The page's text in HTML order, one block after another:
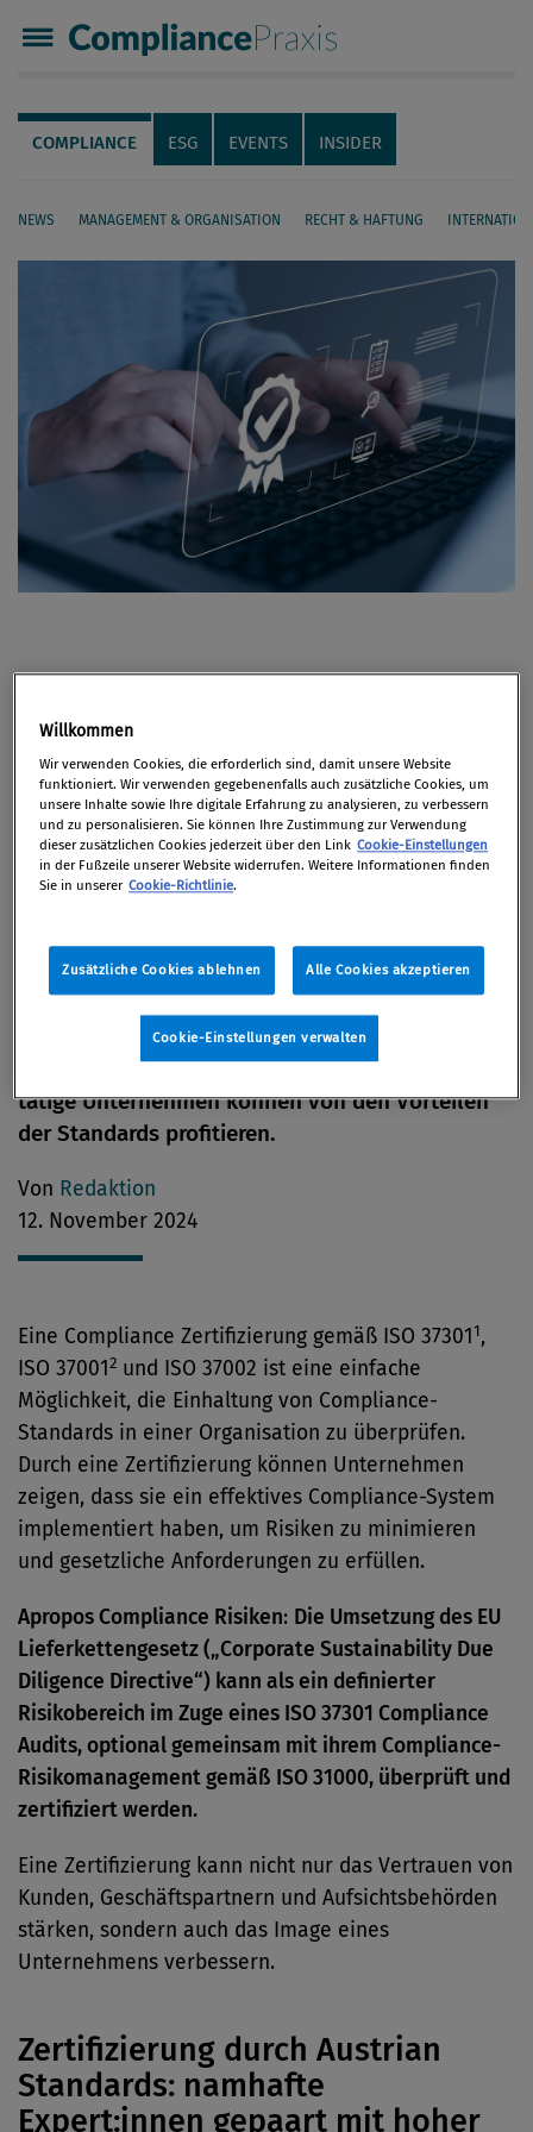
Compliance Praxis
Servicenavigation
Navigation
COMPLIANCE ESG EVENTS INSIDER
NEWS MANAGEMENT & ORGANISATION RECHT & HAFTUNG
Standards und Zertifizierung
Artikel auf Xing teilen
Artikel auf linkedIn teilen
Artikel auf Facebook teilen
Artikellink kopieren
Artikel per Mail teilen
Internationale Standards spielen bei der
Managementsystems für Unternehmen eine
zentrale Rolle. Insbesondere international
tätigen Unternehmen helfen sie dabei, neuen
Anforderungen und Gesetzen in verschiedenen
Ländern zu entsprechen. Aber auch nur lokal
tätige Unternehmen können von den Vorteilen
der Standards profitieren.
Von Redaktion
12. November 2024
Eine Compliance Zertifizierung gemäß ISO 373011,
ISO 370012 und ISO 37002 ist eine einfache
Möglichkeit, die Einhaltung von Compliance-
Standards in einer Organisation zu überprüfen.
Durch eine Zertifizierung können Unternehmen
zeigen, dass sie ein effektives Compliance-System
implementiert haben, um Risiken zu minimieren
und gesetzliche Anforderungen zu erfüllen.
Apropos Compliance Risiken: Die Umsetzung des EU
Lieferkettengesetz („Corporate Sustainability Due
Diligence Directive“) kann als ein definierter
Risikobereich im Zuge eines ISO 37301 Compliance
Audits, optional gemeinsam mit ihrem Compliance-
Risikomanagement gemäß ISO 31000, überprüft und
zertifiziert werden.
Eine Zertifizierung kann nicht nur das Vertrauen von
Kunden, Geschäftspartnern und Aufsichtsbehörden
stärken, sondern auch das Image eines
Unternehmens verbessern.
Zertifizierung durch Austrian
Standards: namhafte
Expert:innen gepaart mit hoher
Willkommen
Wir verwenden Cookies, die erforderlich sind, damit unsere Website
funktioniert. Wir verwenden gegebenenfalls auch zusätzliche Cookies, um
unsere Inhalte sowie Ihre digitale Erfahrung zu analysieren, zu verbessern
und zu personalisieren. Sie können Ihre Zustimmung zur Verwendung
dieser zusätzlichen Cookies jederzeit über den Link Cookie-Einstellungen
in der Fußzeile unserer Website widerrufen. Weitere Informationen finden
Sie in unserer Cookie-Richtlinie.
Zusätzliche Cookies ablehnen Alle Cookies akzeptieren
Cookie-Einstellungen verwalten